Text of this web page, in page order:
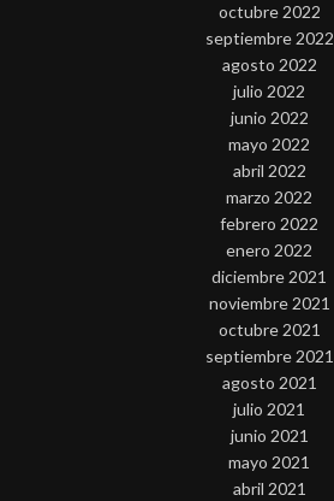
octubre 2022
septiembre 2022
agosto 2022
julio 2022
junio 2022
mayo 2022
abril 2022
marzo 2022
febrero 2022
enero 2022
diciembre 2021
noviembre 2021
octubre 2021
septiembre 2021
agosto 2021
julio 2021
junio 2021
mayo 2021
abril 2021